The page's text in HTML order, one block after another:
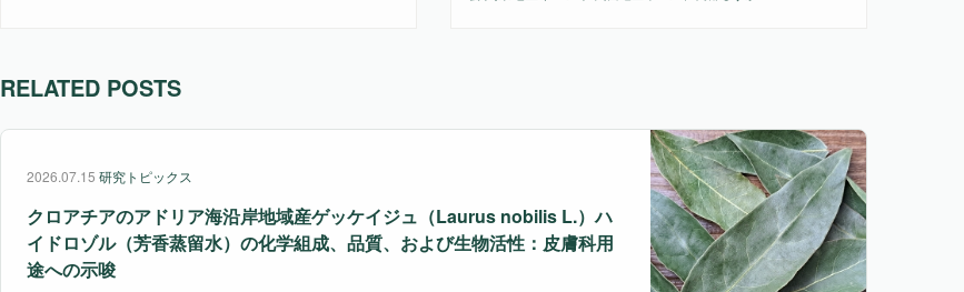
RELATED POSTS
2026.07.15 研究トピックス
クロアチアのアドリア海沿岸地域産ゲッケイジュ（Laurus nobilis L.）ハ
イドロゾル（芳香蒸留水）の化学組成、品質、および生物活性：皮膚科用
途への示唆